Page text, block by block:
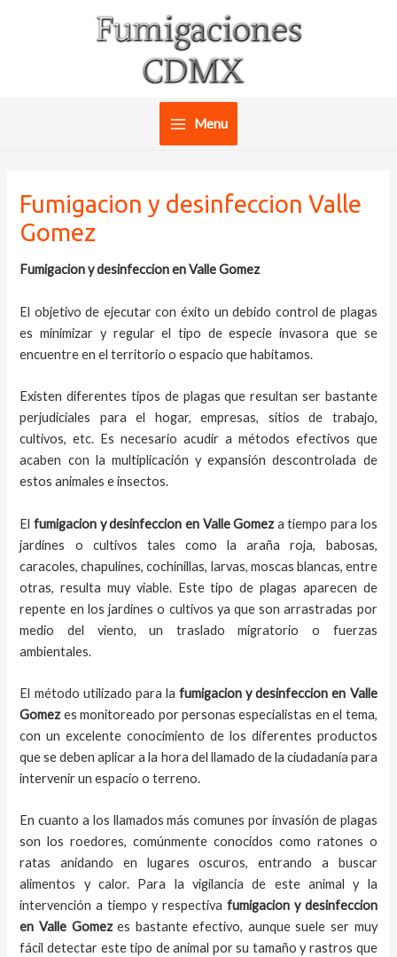
Main
Menu
Fumigacion y desinfeccion Valle
Gomez
Fumigacion y desinfeccion en Valle Gomez
El objetivo de ejecutar con éxito un debido control de plagas
es minimizar y regular el tipo de especie invasora que se
encuentre en el territorio o espacio que habitamos.
Existen diferentes tipos de plagas que resultan ser bastante
perjudiciales para el hogar, empresas, sitios de trabajo,
cultivos, etc. Es necesario acudir a métodos efectivos que
acaben con la multiplicación y expansión descontrolada de
estos animales e insectos.
El fumigacion y desinfeccion en Valle Gomezatiempo para los
jardines o cultivos tales como la araña roja, babosas,
caracoles, chapulines, cochinillas, larvas, moscas blancas, entre
otras, resulta muy viable. Este tipo de plagas aparecen de
repente en los jardines o cultivos ya que son arrastradas por
medio del viento, un traslado migratorio o fuerzas
ambientales.
El método utilizado para la fumigacion y desinfeccion en Valle
Gomezes monitoreado por personas especialistas en el tema,
con un excelente conocimiento de los diferentes productos
que se deben aplicar a la hora del llamado de la ciudadanía para
intervenir un espacio o terreno.
En cuanto a los llamados más comunes por invasión de plagas
son los roedores, comúnmente conocidos como ratones o
ratas anidando en lugares oscuros, entrando a buscar
alimentos y calor. Para la vigilancia de este animal y la
intervención a tiempo y respectiva fumigacion y desinfeccion
enValle Gomez es bastante efectivo, aunque suele ser muy
fácil detectar este tipo de animal por su tamaño y rastros que